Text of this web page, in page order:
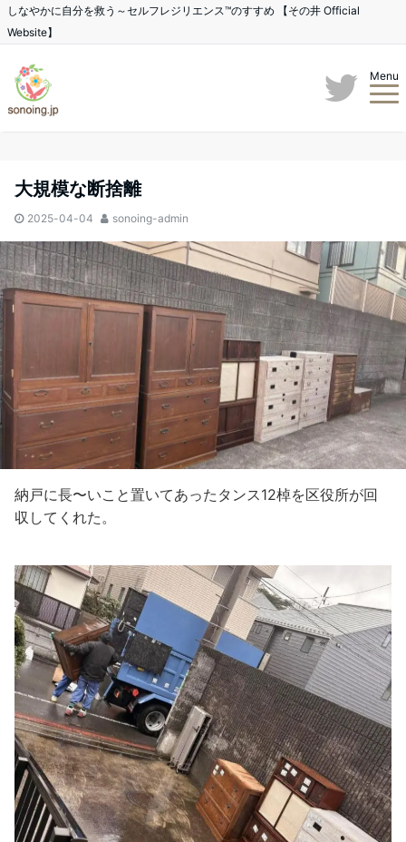
しなやかに自分を救う～セルフレジリエンス™のすすめ 【その井 Official
Website】
Menu
大規模な断捨離
2025-04-04 sonoing-admin
納戸に長〜いこと置いてあったタンス12棹を区役所が回
収してくれた。